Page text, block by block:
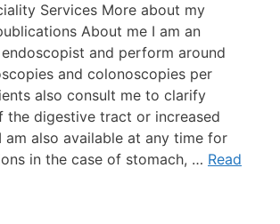
Services More about my
About me I am an
and perform around
and colonoscopies per
also consult me ​​to clarify
the digestive tract or increased
am also available at any time for
in the case of stomach, … Read